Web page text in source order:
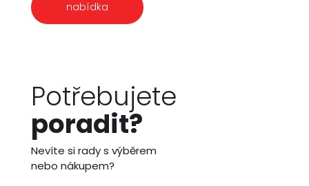
nabídka
Potřebujete
poradit?
Nevíte si rady s výběrem
nebo nákupem?